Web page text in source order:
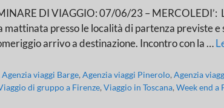
DI VIAGGIO: 07/06/23 – MERCOLEDI’:
presso le località di partenza previste
arrivo a destinazione. Incontro con la …
Agenzia viaggi Barge,Agenzia viaggi Pinerolo,Agenzia
di gruppo a Firenze, Viaggio in Toscana, Week end a